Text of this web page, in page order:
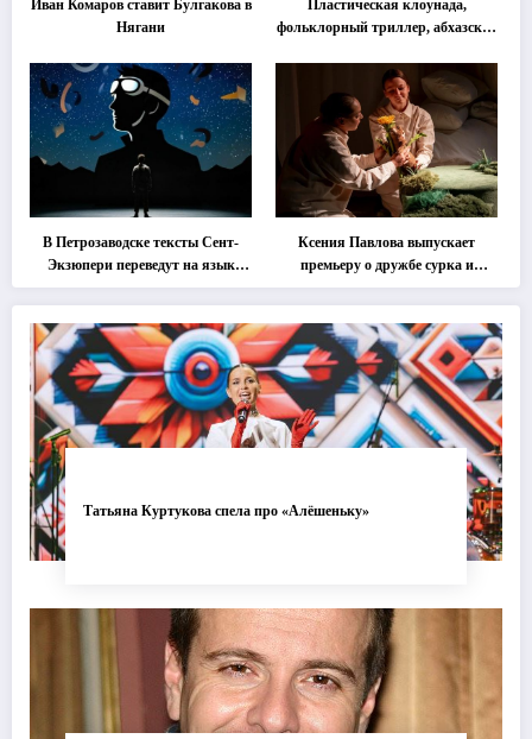
Иван Комаров ставит Булгакова в
Нягани
Пластическая клоунада,
фольклорный триллер, абхазская
втором этапе фестиваля
«Монокль»
В Петрозаводске тексты Сент-
Экзюпери переведут на язык
современной хореографии
Ксения Павлова выпускает
премьеру о дружбе сурка и
одуванчика
Татьяна Куртукова спела про «Алёшеньку»